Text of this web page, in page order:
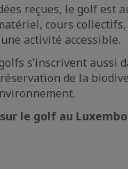
reçues, le golf est
cours
activité accessible.
s’inscrivent aussi
de la
le golf au